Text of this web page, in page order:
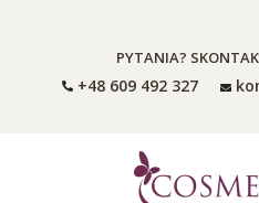
PYTANIA?
+48 609 492 327